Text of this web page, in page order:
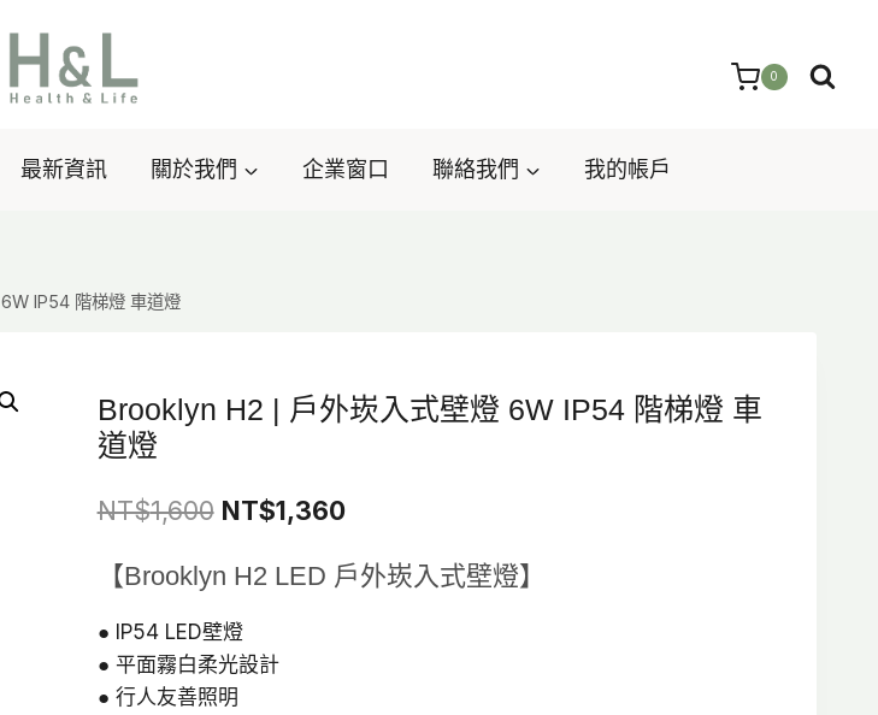
0
最新資訊 關於我們 企業窗口 聯絡我們 我的帳戶
IP54 階梯燈 車道燈
Brooklyn H2 | 戶外崁入式壁燈 6W IP54 階梯燈 車
道燈
NT$1,600 原
價
格：
NT$1,600。
NT$1,360目
價
【Brooklyn H2 LED 戶外崁入式壁燈】
● IP54 LED壁燈
● 平面霧白柔光設計
● 行人友善照明